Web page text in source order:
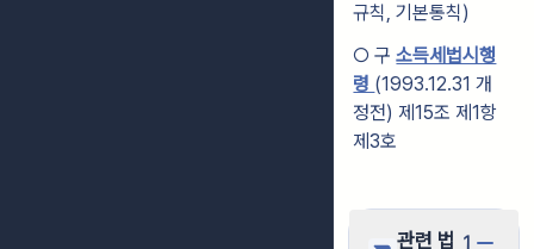
규칙, 기본통칙)
○ 구소득세법시행
령 (1993.12.31 개
정전) 제15조 제1항
제3호
관련 법 1